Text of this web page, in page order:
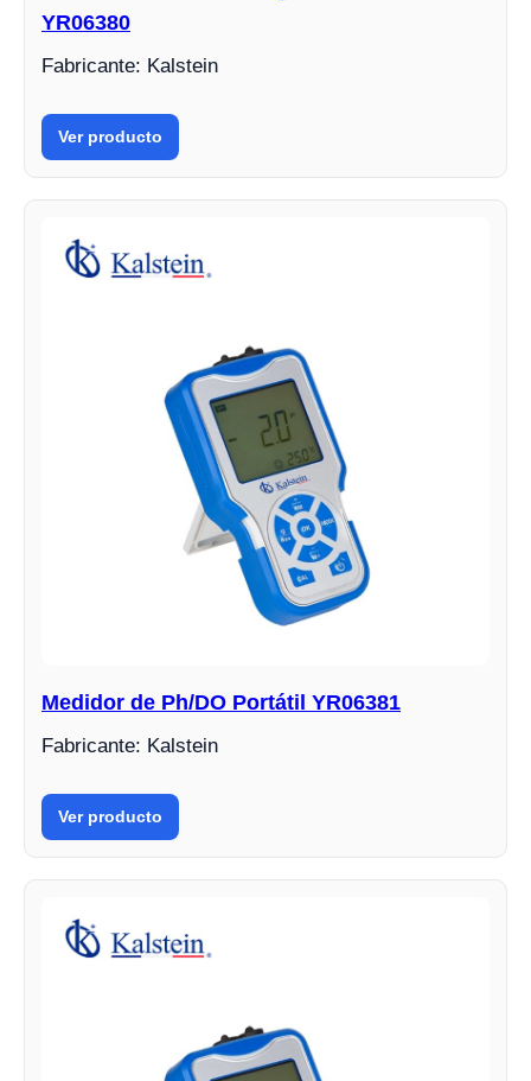
YR06380
Fabricante: Kalstein
Ver producto
Medidor de Ph/DO Portátil YR06381
Fabricante: Kalstein
Ver producto